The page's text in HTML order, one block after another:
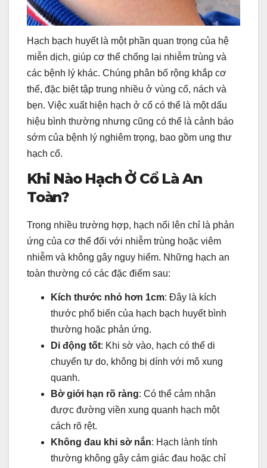
Hạch bạch huyết là một phần quan trọng của hệ
miễn dịch, giúp cơ thể chống lại nhiễm trùng và
các bệnh lý khác. Chúng phân bố rộng khắp cơ
thể, đặc biệt tập trung nhiều ở vùng cổ, nách và
bẹn. Việc xuất hiện hạch ở cổ có thể là một dấu
hiệu bình thường nhưng cũng có thể là cảnh báo
sớm của bệnh lý nghiêm trọng, bao gồm ung thư
hạch cổ.
Khi Nào Hạch Ở Cổ Là An
Toàn?
Trong nhiều trường hợp, hạch nổi lên chỉ là phản
ứng của cơ thể đối với nhiễm trùng hoặc viêm
nhiễm và không gây nguy hiểm. Những hạch an
toàn thường có các đặc điểm sau:
Kích thước nhỏ hơn 1cm: Đây là kích
thước phổ biến của hạch bạch huyết bình
thường hoặc phản ứng.
Di động tốt: Khi sờ vào, hạch có thể di
chuyển tự do, không bị dính với mô xung
quanh.
Bờ giới hạn rõ ràng: Có thể cảm nhận
được đường viền xung quanh hạch một
cách rõ rệt.
Không đau khi sờ nắn: Hạch lành tính
thường không gây cảm giác đau hoặc chỉ